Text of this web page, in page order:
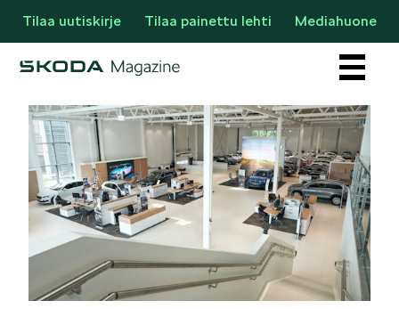
Tilaa uutiskirje Tilaa painettu lehti Mediahuone
Osastot
AJANKOHTAISTA & UUTTA